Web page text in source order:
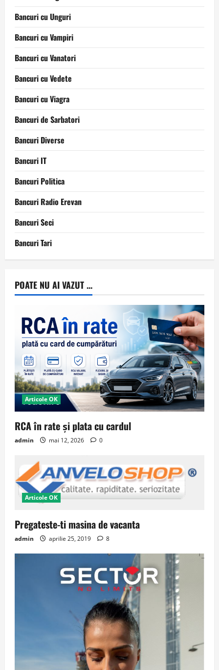
Bancuri cu Unguri
Bancuri cu Vampiri
Bancuri cu Vanatori
Bancuri cu Vedete
Bancuri cu Viagra
Bancuri de Sarbatori
Bancuri Diverse
Bancuri IT
Bancuri Politica
Bancuri Radio Erevan
Bancuri Seci
Bancuri Tari
POATE NU AI VAZUT ...
Articole OK
RCA în rate și plata cu cardul
admin mai 12, 2026 0
Articole OK
Pregateste-ti masina de vacanta
admin aprilie 25, 2019 8